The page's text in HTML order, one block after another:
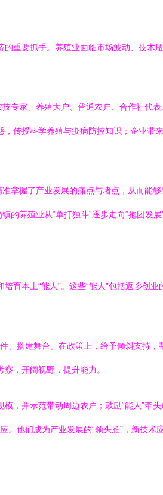
重要抓手。养殖业面临市场波动、技
专家、养殖大户、普通农户、合作社代
传授科学养殖与疫病防控知识；企业带
掌握了产业发展的痛点与堵点，从而能
养殖业从“单打独斗”逐步走向“抱团发
育本土“能人”。这些“能人”包括返乡创
、搭建舞台。在政策上，给予倾斜支持
，开阔视野，提升能力。
，并示范带动周边农户；鼓励“能人”牵
他们成为产业发展的“领头雁”，新技